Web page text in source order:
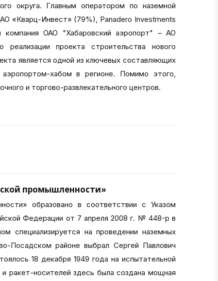
округа. Главным оператором по наземной
«Кварц-Инвест» (79%), Panadero Investments
компания ОАО "Хабаровский аэропорт" – АО
проекта строительства нового
является одной из ключевых составляющих
аэропортом-хабом в регионе. Помимо этого,
и торгово-развлекательного центров.
промышленности»
образовано в соответствии с Указом
Федерации от 7 апреля 2008 г. № 448-р в
на проведении наземных
Посадском районе выбрал Сергей Павлович
18 декабря 1949 года на испытательной
ракет-носителей здесь была создана мощная